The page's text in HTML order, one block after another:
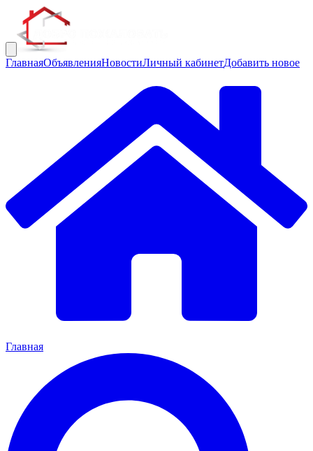
ГлавнаяОбъявленияНовостиЛичный кабинетДобавить новое
Главная